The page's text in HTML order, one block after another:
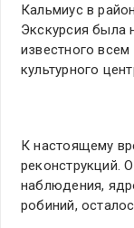
Кальмиус в
Экскурсия была
известного
культурного
К настоящему
реконструкций.
наблюдения,
робиний,